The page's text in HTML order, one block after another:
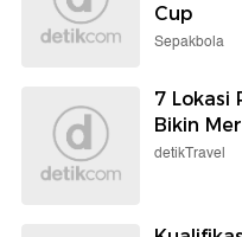
Cup
Sepakbola
7 Lokasi
Bikin
detikTravel